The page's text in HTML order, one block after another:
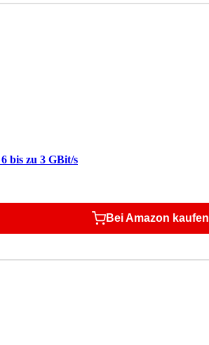
bis zu 3 GBit/s
Bei Amazon kaufen